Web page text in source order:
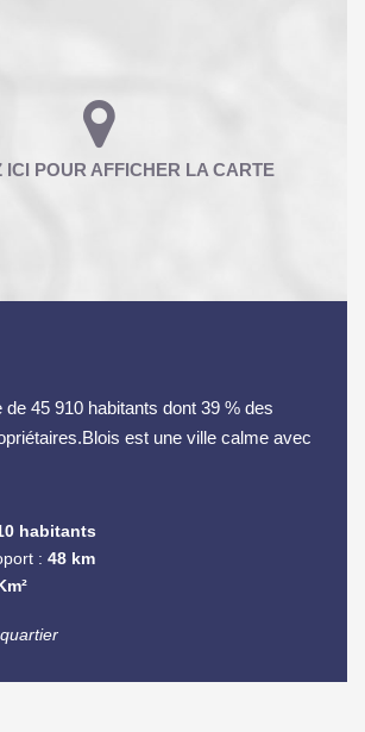
de 45 910 habitants dont 39 % des
est une ville calme avec
habitants
: 48 km